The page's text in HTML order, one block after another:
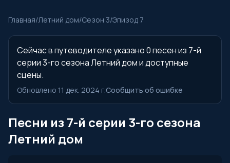
Главная/Летний дом/Сезон 3/Эпизод 7
Сейчас в путеводителе указано 0 песен из 7-й
серии 3-го сезона Летний дом и доступные
сцены.
Обновлено 11 дек. 2024 г.Сообщить об ошибке
Песни из 7-й серии 3-го сезона
Летний дом